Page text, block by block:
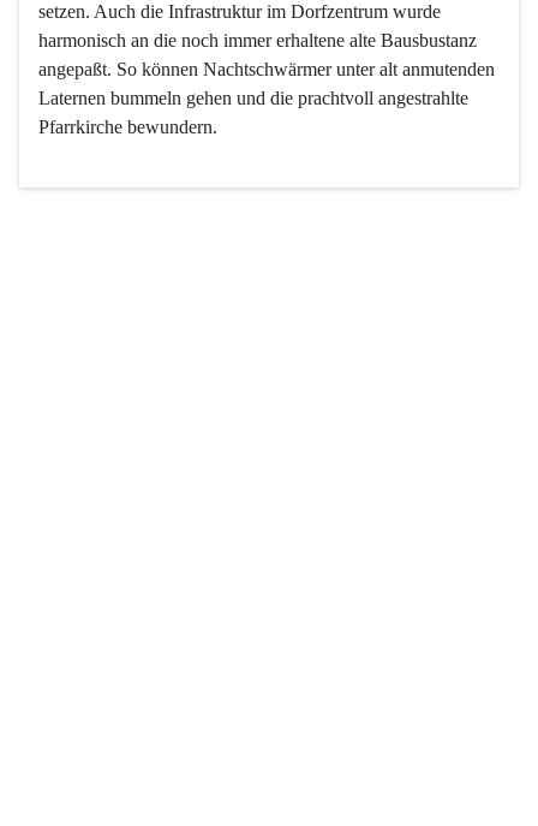
setzen. Auch die Infrastruktur im Dorfzentrum wurde
harmonisch an die noch immer erhaltene alte Bausbustanz
angepaßt. So können Nachtschwärmer unter alt anmutenden
Laternen bummeln gehen und die prachtvoll angestrahlte
Pfarrkirche bewundern.
Der Weinbau dominert heute nicht mehr, ist aber integrativer